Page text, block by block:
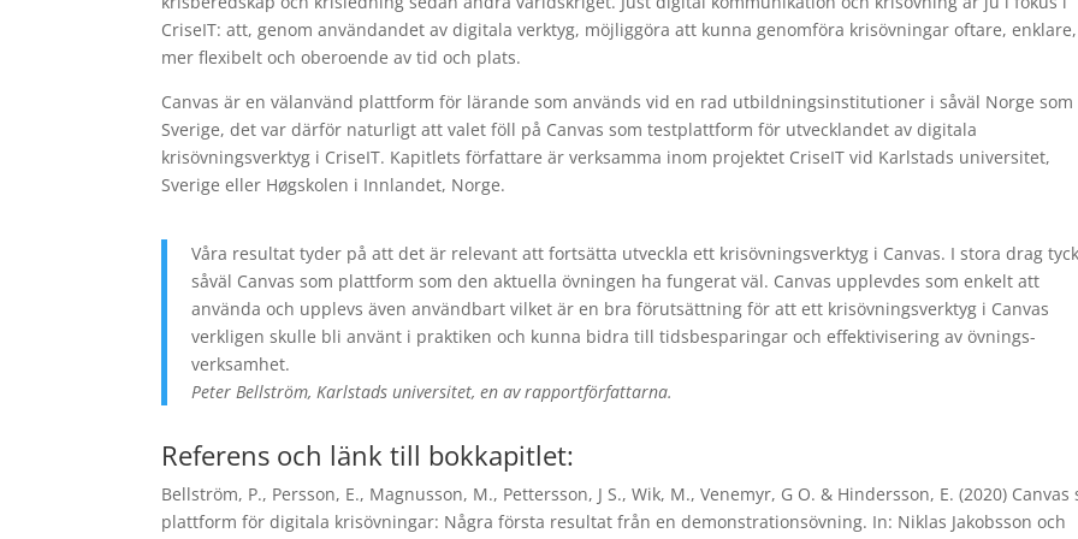
CriseIT: att, genom användandet av digitala verktyg, möjliggöra att kunna genomföra krisövningar oftare, enklare,
mer flexibelt och oberoende av tid och plats.
Canvas är en välanvänd plattform för lärande som används vid en rad utbildningsinstitutioner i såväl Norge som
Sverige, det var därför naturligt att valet föll på Canvas som testplattform för utvecklandet av digitala
krisövningsverktyg i CriseIT. Kapitlets författare är verksamma inom projektet CriseIT vid Karlstads universitet,
Sverige eller Høgskolen i Innlandet, Norge.
Våra resultat tyder på att det är relevant att fortsätta utveckla ett krisövnings­verktyg i Canvas. I stora drag
såväl Canvas som plattform som den aktuella övningen ha fungerat väl. Canvas upplevdes som enkelt att
använda och upplevs även användbart vilket är en bra förutsättning för att ett krisövnings­verktyg i Canvas
verkligen skulle bli använt i praktiken och kunna bidra till tids­besparingar och effektivisering av övnings­
verksamhet.
Peter Bellström, Karlstads universitet, en av rapportförfattarna.
Referens och länk till bokkapitlet:
Bellström, P., Persson, E., Magnusson, M., Pettersson, J S., Wik, M., Venemyr, G O. & Hindersson, E. (2020) Canvas
plattform för digitala krisövningar: Några första resultat från en demonstrationsövning. In: Niklas Jakobsson och